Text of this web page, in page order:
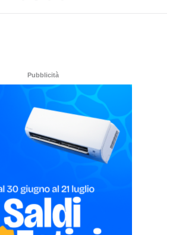
Pubblicità